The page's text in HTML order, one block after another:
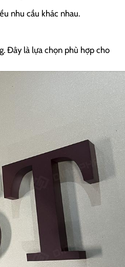
nhu cầu khác nhau.
Đây là lựa chọn phù hợp cho